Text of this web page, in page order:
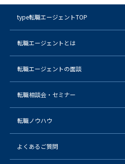
type転職エージェントTOP
転職エージェントとは
転職エージェントの面談
転職相談会・セミナー
転職ノウハウ
よくあるご質問